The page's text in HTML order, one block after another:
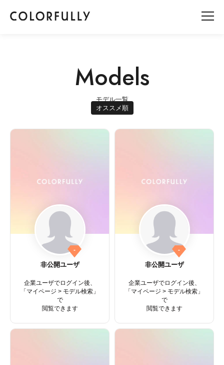
Models
モデル一覧
オススメ順
-
非公開ユーザ
企業ユーザでログイン後、
「マイページ > モデル検索」
で
閲覧できます
-
非公開ユーザ
企業ユーザでログイン後、
「マイページ > モデル検索」
で
閲覧できます